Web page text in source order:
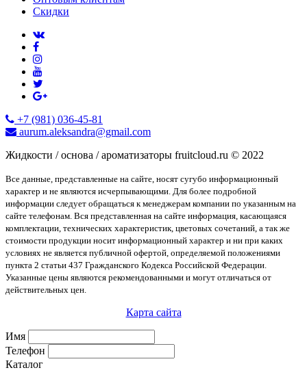
Скидки
+7 (981) 036-45-81
aurum.aleksandra@gmail.com
Жидкости / основа / ароматизаторы fruitcloud.ru © 2022
Все данные, представленные на сайте, носят сугубо информационный
характер и не являются исчерпывающими. Для более подробной
информации следует обращаться к менеджерам компании по указанным на
сайте телефонам. Вся представленная на сайте информация, касающаяся
комплектации, технических характеристик, цветовых сочетаний, а так же
стоимости продукции носит информационный характер и ни при каких
условиях не является публичной офертой, определяемой положениями
пункта 2 статьи 437 Гражданского Кодекса Российской Федерации.
Указанные цены являются рекомендованными и могут отличаться от
действительных цен.
Карта сайта
Имя
Телефон
Каталог